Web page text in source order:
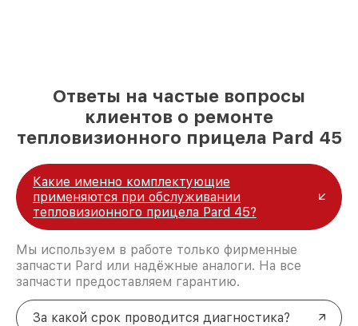
Ответы на частые вопросы
клиентов о ремонте
тепловизионного прицела Pard 45
Какие именно комплектующие
применяются при обслуживании
тепловизионного прицела Pard 45?
Мы используем в работе только фирменные
запчасти Pard или надёжные аналоги. На все
запчасти предоставляем гарантию.
За какой срок проводится диагностика?